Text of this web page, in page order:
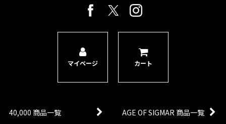
マイページ カート
40,000 商品一覧 AGE OF SIGMAR 商品一覧